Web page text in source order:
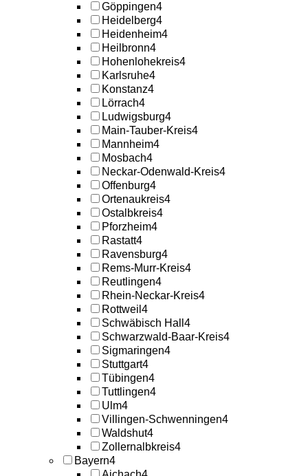
Göppingen4
Heidelberg4
Heidenheim4
Heilbronn4
Hohenlohekreis4
Karlsruhe4
Konstanz4
Lörrach4
Ludwigsburg4
Main-Tauber-Kreis4
Mannheim4
Mosbach4
Neckar-Odenwald-Kreis4
Offenburg4
Ortenaukreis4
Ostalbkreis4
Pforzheim4
Rastatt4
Ravensburg4
Rems-Murr-Kreis4
Reutlingen4
Rhein-Neckar-Kreis4
Rottweil 4
Schwäbisch Hall 4
Schwarzwald-Baar-Kreis4
Sigmaringen4
Stuttgart4
Tübingen4
Tuttlingen4
Ulm4
Villingen-Schwenningen4
Waldshut4
Zollernalbkreis4
Bayern4